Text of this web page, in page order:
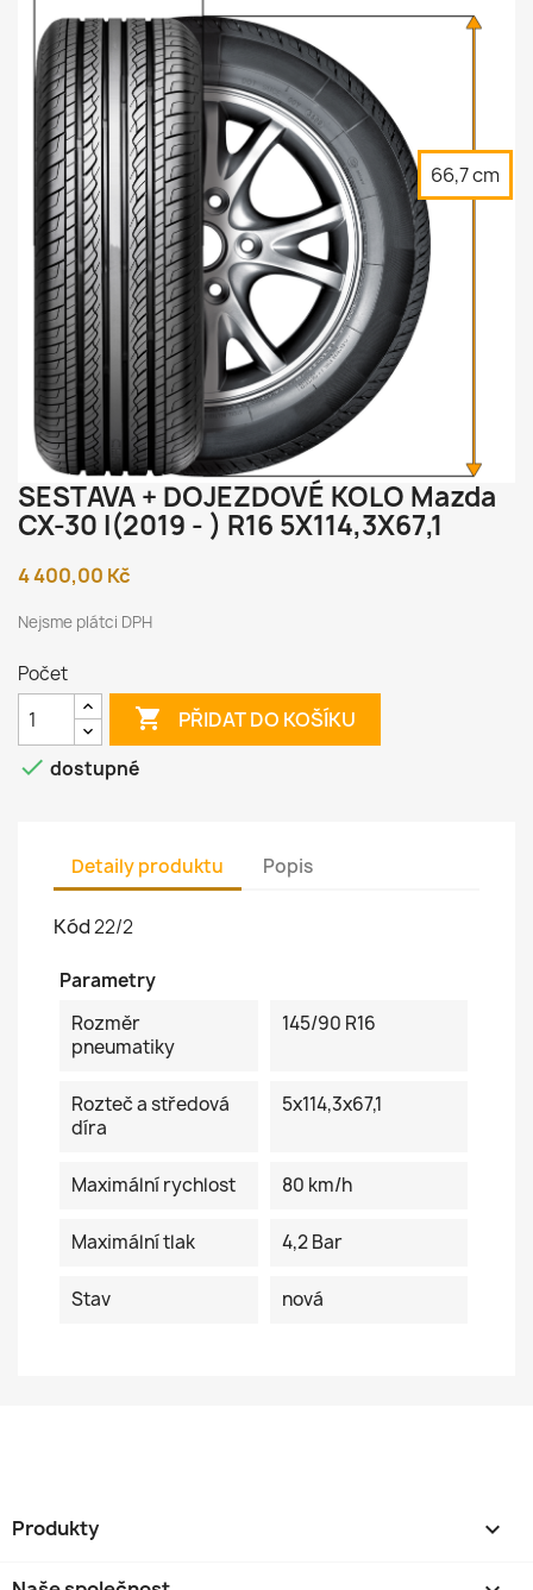

66,7 cm
SESTAVA + DOJEZDOVÉ KOLO Mazda
CX-30 I(2019 - ) R16 5X114,3X67,1
4 400,00 Kč
Nejsme plátci DPH
Počet
 PŘIDAT DO KOŠÍKU
 dostupné
Detaily produktu Popis
Kód22/2
Parametry
Rozměr
pneumatiky
145/90 R16
Rozteč a středová
díra
5x114,3x67,1
Maximální rychlost 80 km/h
Maximální tlak 4,2 Bar
Stav nová
Produkty 